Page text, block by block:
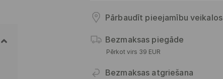
Pārbaudīt pieejamību veikalos
Bezmaksas piegāde
Pērkot virs 39 EUR
Bezmaksas atgriešana